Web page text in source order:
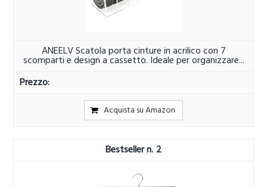
ANEELV Scatola porta cinture in acrilico con 7
scomparti e design a cassetto. Ideale per organizzare...
Acquista su Amazon
2